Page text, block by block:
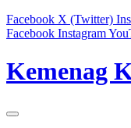
Facebook X (Twitter)
Facebook Instagram
Kemenag